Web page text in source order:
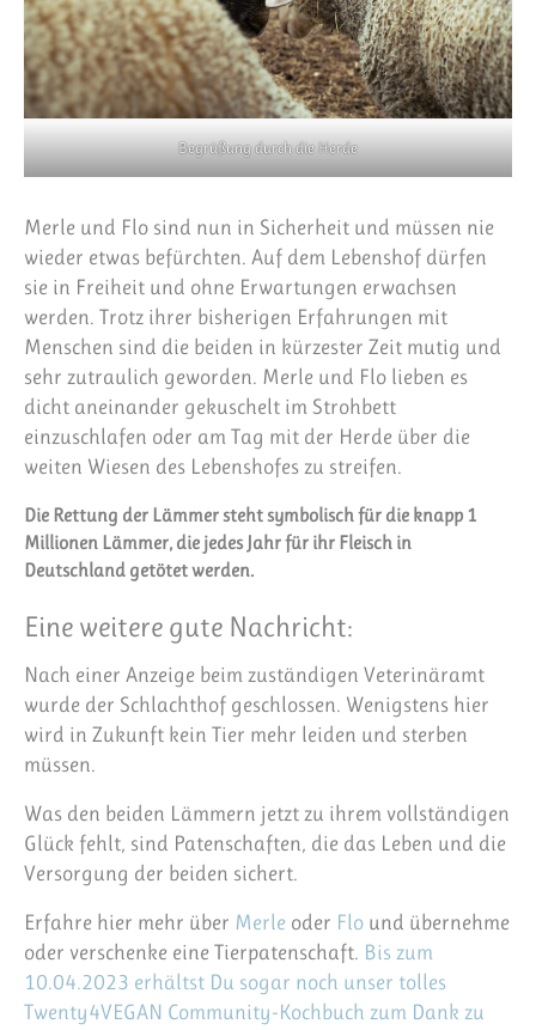
Begrüßung durch die Herde
Merle und Flo sind nun in Sicherheit und müssen nie
wieder etwas befürchten. Auf dem Lebenshof dürfen
sie in Freiheit und ohne Erwartungen erwachsen
werden. Trotz ihrer bisherigen Erfahrungen mit
Menschen sind die beiden in kürzester Zeit mutig und
sehr zutraulich geworden. Merle und Flo lieben es
dicht aneinander gekuschelt im Strohbett
einzuschlafen oder am Tag mit der Herde über die
weiten Wiesen des Lebenshofes zu streifen.
Die Rettung der Lämmer steht symbolisch für die knapp 1
Millionen Lämmer, die jedes Jahr für ihr Fleisch in
Deutschland getötet werden.
Eine weitere gute Nachricht:
Nach einer Anzeige beim zuständigen Veterinäramt
wurde der Schlachthof geschlossen. Wenigstens hier
wird in Zukunft kein Tier mehr leiden und sterben
müssen.
Was den beiden Lämmern jetzt zu ihrem vollständigen
Glück fehlt, sind Patenschaften, die das Leben und die
Versorgung der beiden sichert.
Erfahre hier mehr über Merle oder Flo und übernehme
oder verschenke eine Tierpatenschaft. Bis zum
10.04.2023 erhältst Du sogar noch unser tolles
Twenty4VEGAN Community-Kochbuch zum Dank zu